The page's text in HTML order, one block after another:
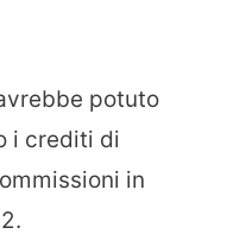
potuto
i crediti di
in